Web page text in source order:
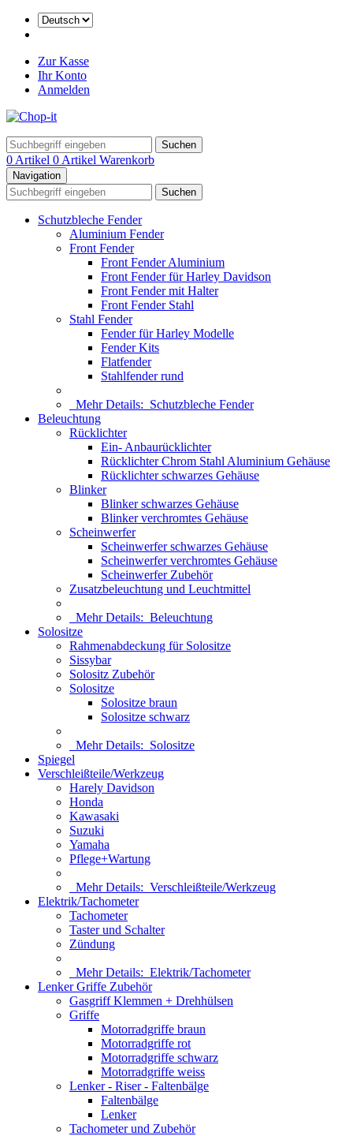
Zur Kasse
Ihr Konto
Anmelden
Suchen
0 Artikel 0 Artikel Warenkorb
Navigation
Suchen
Schutzbleche Fender
Aluminium Fender
Front Fender
Front Fender Aluminium
Front Fender für Harley Davidson
Front Fender mit Halter
Front Fender Stahl
Stahl Fender
Fender für Harley Modelle
Fender Kits
Flatfender
Stahlfender rund
Mehr Details: Schutzbleche Fender
Beleuchtung
Rücklichter
Ein- Anbaurücklichter
Rücklichter Chrom Stahl Aluminium Gehäuse
Rücklichter schwarzes Gehäuse
Blinker
Blinker schwarzes Gehäuse
Blinker verchromtes Gehäuse
Scheinwerfer
Scheinwerfer schwarzes Gehäuse
Scheinwerfer verchromtes Gehäuse
Scheinwerfer Zubehör
Zusatzbeleuchtung und Leuchtmittel
Mehr Details: Beleuchtung
Solositze
Rahmenabdeckung für Solositze
Sissybar
Solositz Zubehör
Solositze
Solositze braun
Solositze schwarz
Mehr Details: Solositze
Spiegel
Verschleißteile/Werkzeug
Harely Davidson
Honda
Kawasaki
Suzuki
Yamaha
Pflege+Wartung
Mehr Details: Verschleißteile/Werkzeug
Elektrik/Tachometer
Tachometer
Taster und Schalter
Zündung
Mehr Details: Elektrik/Tachometer
Lenker Griffe Zubehör
Gasgriff Klemmen + Drehhülsen
Griffe
Motorradgriffe braun
Motorradgriffe rot
Motorradgriffe schwarz
Motorradgriffe weiss
Lenker - Riser - Faltenbälge
Faltenbälge
Lenker
Tachometer und Zubehör